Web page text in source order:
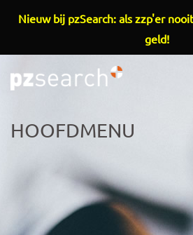
Overslaan en naar de inhoud
HOOFDMENU
Nieuw bij pzSearch: als zzp'er
geld!